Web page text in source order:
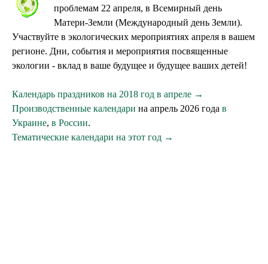
проблемам 22 апреля, в Всемирный день
Матери-Земли (Международный день Земли).
Участвуйте в экологических мероприятиях апреля в вашем
регионе. Дни, события и мероприятия посвященные
экологии - вклад в ваше будущее и будущее ваших детей!
Календарь праздников на 2018 год в апреле →
Производственные календари на апрель 2026 года в
Украине, в России.
Тематические календари на этот год →